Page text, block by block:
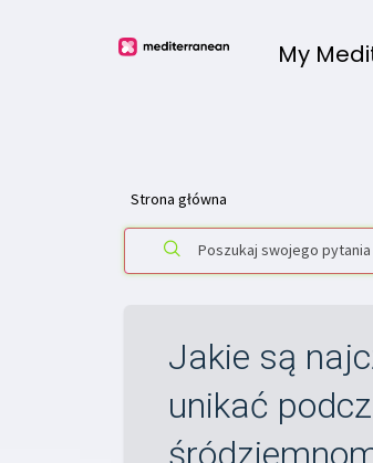
My
Strona główna
Jakie są
unikać